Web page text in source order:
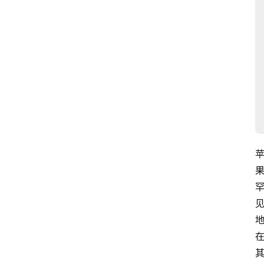
苹
果
罕
见
地
在
其